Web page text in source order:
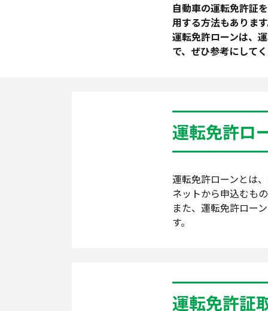
自動車の運転免許証
用する方法もありま
運転免許ローンは、
で、ぜひ参考にして
運転免許ロ
運転免許ローンとは
ネットから申込むも
また、運転免許ロー
す。
運転免許証